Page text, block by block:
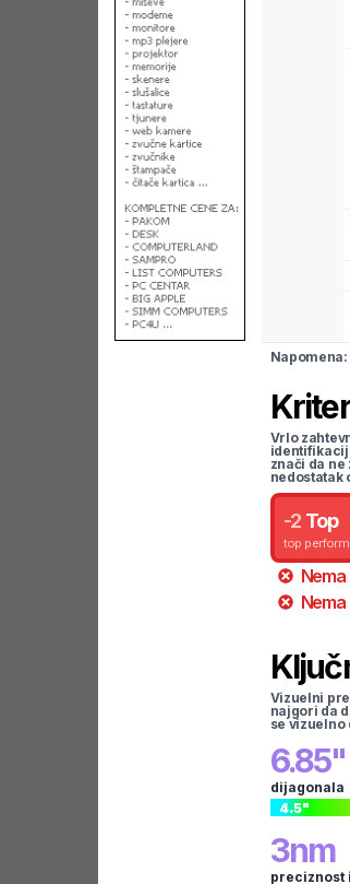
Vrlo
znači da
nedostatak
-2 Top
top
Nema
Nema
Vizuelni
najgori da
se
6.85"
dijagonala
4.5"
3nm
preciznost